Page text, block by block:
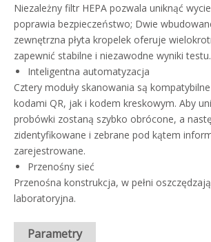
Niezależny filtr HEPA pozwala uniknąć
poprawia bezpieczeństwo; Dwie
zewnętrzna płyta kropelek oferuje
zapewnić stabilne i niezawodne wyniki testu.
Inteligentna automatyzacja
Cztery moduły skanowania są
kodami QR, jak i kodem kreskowym. Aby
probówki zostaną szybko obrócone, a
zidentyfikowane i zebrane pod kątem
zarejestrowane.
Przenośny sieć
Przenośna konstrukcja, w pełni
laboratoryjna.
Parametry